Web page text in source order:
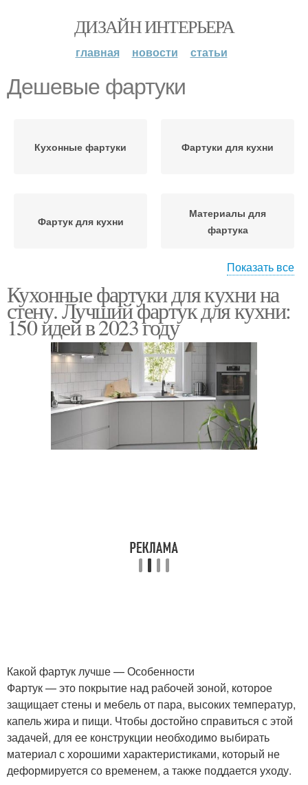
ДИЗАЙН ИНТЕРЬЕРА
главная новости статьи
Дешевые фартуки
Кухонные фартуки Фартуки для кухни
Фартук для кухни
Материалы для
фартука
Фартук на кухне
Показать все
Кухонные фартуки для кухни на
стену. Лучший фартук для кухни:
150 идей в 2023 году
Какой фартук лучше — Особенности
Фартук — это покрытие над рабочей зоной, которое
защищает стены и мебель от пара, высоких температур,
капель жира и пищи. Чтобы достойно справиться с этой
задачей, для ее конструкции необходимо выбирать
материал с хорошими характеристиками, который не
деформируется со временем, а также поддается уходу.